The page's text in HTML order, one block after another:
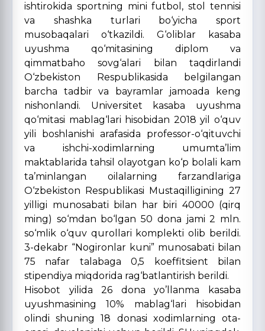
ishtirokida sportning mini futbol, stol tennisi
va shashka turlari bo‘yicha sport
musobaqalari o‘tkazildi. G‘oliblar kasaba
uyushma qo‘mitasining diplom va
qimmatbaho sovg‘alari bilan taqdirlandi
O‘zbekiston Respublikasida belgilangan
barcha tadbir va bayramlar jamoada keng
nishonlandi. Universitet kasaba uyushma
qo‘mitasi mablag‘lari hisobidan 2018 yil o‘quv
yili boshlanishi arafasida professor-o‘qituvchi
va ishchi-xodimlarning umumta’lim
maktablarida tahsil olayotgan ko‘p bolali kam
ta’minlangan oilalarning farzandlariga
O‘zbekiston Respublikasi Mustaqilligining 27
yilligi munosabati bilan har biri 40000 (qirq
ming) so‘mdan bo‘lgan 50 dona jami 2 mln.
so‘mlik o‘quv qurollari komplekti olib berildi.
3-dekabr “Nogironlar kuni” munosabati bilan
75 nafar talabaga 0,5 koeffitsient bilan
stipendiya miqdorida rag‘batlantirish berildi.
Hisobot yilida 26 dona yo’llanma kasaba
uyushmasining 10% mablag‘lari hisobidan
olindi shuning 18 donasi xodimlarning ota-